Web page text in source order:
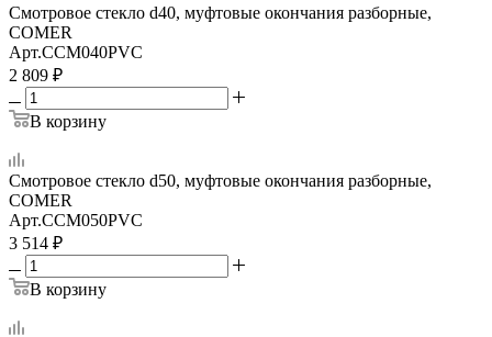
Смотровое стекло d40, муфтовые окончания разборные,
COMER
Арт.CCM040PVC
2 809 ₽
В корзину
Смотровое стекло d50, муфтовые окончания разборные,
COMER
Арт.CCM050PVC
3 514 ₽
В корзину